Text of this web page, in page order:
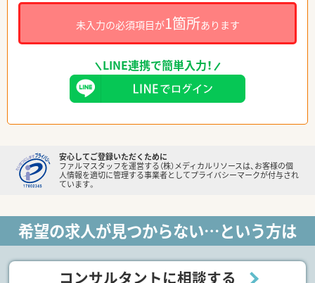
未入力の必須項目が1箇所あります
LINE連携で簡単入力！
安心してご登録いただくために
ファルマスタッフを運営する（株）メディカルリソースは、お客様の個
人情報を適切に管理する事業者としてプライバシーマークが付与され
ています。
希望の求人が見つからない…という方は
コンサルタントに相談する